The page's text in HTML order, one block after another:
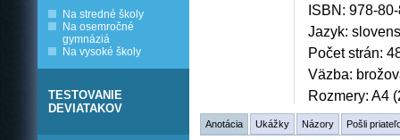
Na stredné školy
Na osemročné
gymnáziá
Na vysoké školy
TESTOVANIE
DEVIATAKOV
ISBN: 978-
Jazyk:
Počet strán:
Väzba:
Rozmery: A4
Anotácia Ukážky Názory Pošli